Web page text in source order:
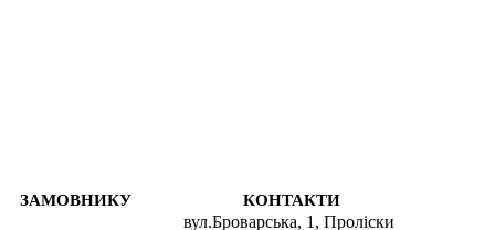
DTA
ЗАМОВНИКУ КОНТАКТИ
вул.Броварська, 1, Проліски